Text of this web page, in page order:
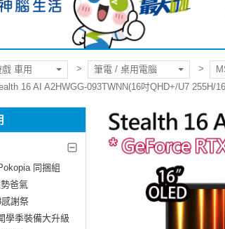
車用 筆電 / 桌用電腦
16 AI A2HWGG-093TWNN(16吋QHD+/U7 255H/
同捆組
爸氣
謝祭
學季裝備大升級